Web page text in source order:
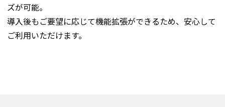
ズが可能。
導入後もご要望に応じて機能拡張ができるため、安心して
ご利用いただけます。